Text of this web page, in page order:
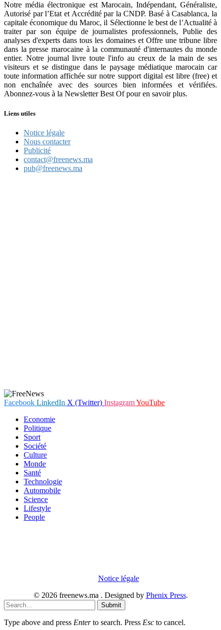
Notre média électronique est Marocain, Indépendant, Généraliste,
Autorisé par l’Etat et Accrédité par la CNDP. Basé à Casablanca, la
capitale économique du Maroc, il Sélectionne le best de l’Actualité à
traiter par son équipe de journalistes professionnels, Publie des
analyses d'experts dans tous les domaines et Offre une tribune libre
dans la presse marocaine à la communauté d'internautes du monde
entier. Notre journal livre toute l'info au creux de la main de ses
visiteurs et se distingue dans le paysage médiatique marocain car
toute information affichée sur notre support digital est libre (free) et
non enchaînée avec des sources bien informées et vérifiées.
Abonnez-vous à la Newsletter Best Of pour en savoir plus.
Liens utiles
Notice légale
Nous contacter
Publicité
contact@freenews.ma
pub@freenews.ma
Facebook LinkedIn X (Twitter) InstagramYouTube
Economie
Politique
Sport
Société
Culture
Monde
Santé
Technologie
Automobile
Science
Lifestyle
People
Notice légale.
© 2026 freenews.ma . Designed by Phenix Press.
Submit
Type above and press Enterto search. Press Esc to cancel.